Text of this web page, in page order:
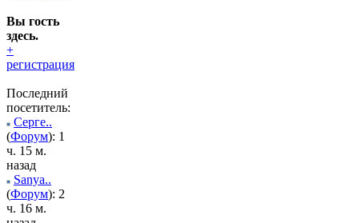
Вы гость
здесь.
+
регистрация
Последний
посетитель:
Серге..
(Форум): 1
ч. 15 м.
назад
Sanya..
(Форум): 2
ч. 16 м.